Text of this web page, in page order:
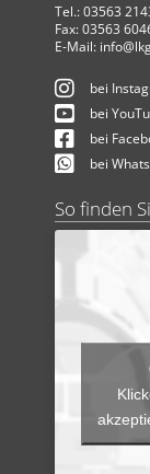
Tel.: 03563
Fax: 03563
E-Mail:
bei
bei
bei
bei
So finden